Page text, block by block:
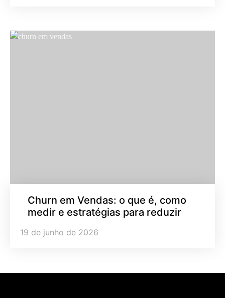
Churn em Vendas: o que é, como
medir e estratégias para reduzir
19 de junho de 2026